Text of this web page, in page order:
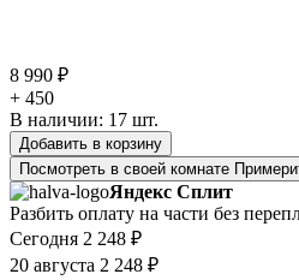
8 990 ₽
+ 450
В наличии: 17 шт.
Добавить в корзину
Посмотреть в своей комнате
Яндекс Сплит
Разбить оплату на части без
Сегодня 2 248 ₽
20 августа 2 248 ₽